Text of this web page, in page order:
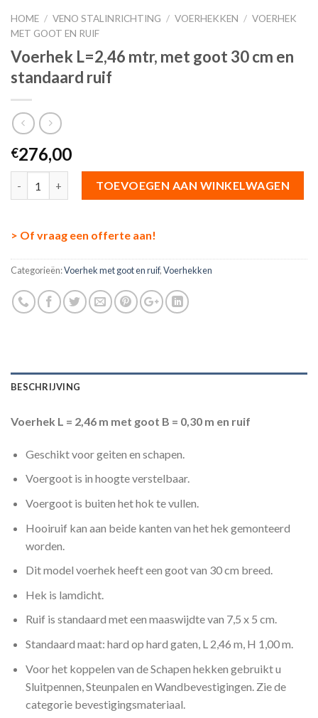
HOME / VENO STALINRICHTING / VOERHEKKEN / VOERHEK
MET GOOT EN RUIF
Voerhek L=2,46 mtr, met goot 30 cm en
standaard ruif
€276,00
TOEVOEGEN AAN WINKELWAGEN
> Of vraag een offerte aan!
Categorieën:Voerhek met goot en ruif,Voerhekken
BESCHRIJVING
Voerhek L = 2,46 m met goot B = 0,30 m en ruif
Geschikt voor geiten en schapen.
Voergoot is in hoogte verstelbaar.
Voergoot is buiten het hok te vullen.
Hooiruif kan aan beide kanten van het hek gemonteerd
worden.
Dit model voerhek heeft een goot van 30 cm breed.
Hek is lamdicht.
Ruif is standaard met een maaswijdte van 7,5 x 5 cm.
Standaard maat: hard op hard gaten, L 2,46 m, H 1,00 m.
Voor het koppelen van de Schapen hekken gebruikt u
Sluitpennen, Steunpalen en Wandbevestigingen. Zie de
categorie bevestigingsmateriaal.